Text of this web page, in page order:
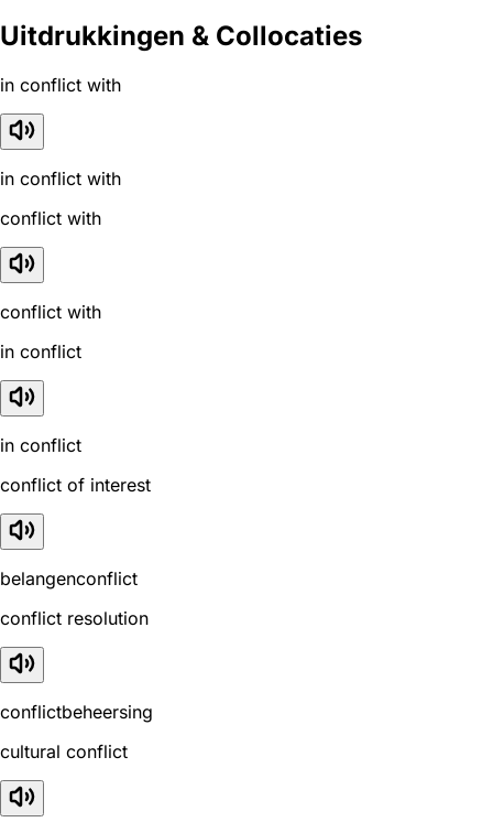
Uitdrukkingen & Collocaties
in conflict with
in conflict with
conflict with
conflict with
in conflict
in conflict
conflict of interest
belangenconflict
conflict resolution
conflictbeheersing
cultural conflict